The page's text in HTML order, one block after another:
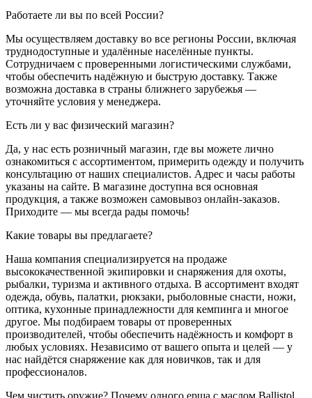
Работаете ли вы по всей России?
Мы осуществляем доставку во все регионы России, включая
труднодоступные и удалённые населённые пункты.
Сотрудничаем с проверенными логистическими службами,
чтобы обеспечить надёжную и быструю доставку. Также
возможна доставка в страны ближнего зарубежья —
уточняйте условия у менеджера.
Есть ли у вас физический магазин?
Да, у нас есть розничный магазин, где вы можете лично
ознакомиться с ассортиментом, примерить одежду и получить
консультацию от наших специалистов. Адрес и часы работы
указаны на сайте. В магазине доступна вся основная
продукция, а также возможен самовывоз онлайн-заказов.
Приходите — мы всегда рады помочь!
Какие товары вы предлагаете?
Наша компания специализируется на продаже
высококачественной экипировки и снаряжения для охоты,
рыбалки, туризма и активного отдыха. В ассортимент входят
одежда, обувь, палатки, рюкзаки, рыболовные снасти, ножи,
оптика, кухонные принадлежности для кемпинга и многое
другое. Мы подбираем товары от проверенных
производителей, чтобы обеспечить надёжность и комфорт в
любых условиях. Независимо от вашего опыта и целей — у
нас найдётся снаряжение как для новичков, так и для
профессионалов.
Чем чистить оружие? Почему одного ерша с маслом Ballistol